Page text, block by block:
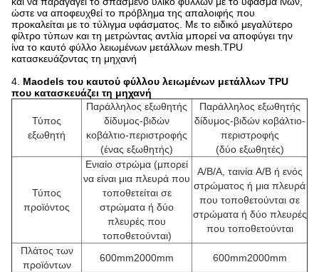
ώστε να αποφευχθεί το πρόβλημα της απαλοιφής που
προκαλείται με το τύλιγμα υφάσματος. Με το ειδικό μεγαλύτερο
φίλτρο τύπων και τη μετρώντας αντλία μπορεί να αποφύγει την
ίνα το καυτό φύλλο λειωμένων μετάλλων mesh.TPU
κατασκευάζοντας τη μηχανή
4. Maodels του καυτού φύλλου λειωμένων μετάλλων TPU
που κατασκευάζει τη μηχανή
Τύπος
εξωθητή
Παράλληλος εξωθητής
δίδυμος-βιδών
κοβάλτιο-περιστροφής
(ένας εξωθητής)
Παράλληλος εξωθητής
δίδυμος-βιδών κοβάλτιο-
περιστροφής
(δύο εξωθητές)
Τύπος
προϊόντος
Ενιαίο στρώμα (μπορεί
να είναι μια πλευρά που
τοποθετείται σε
στρώματα ή δύο
πλευρές που
τοποθετούνται)
A/B/A, ταινία A/B ή ενός
στρώματος ή μια πλευρά
που τοποθετούνται σε
στρώματα ή δύο πλευρές
που τοποθετούνται
Πλάτος των
προϊόντων
600mm2000mm
600mm2000mm